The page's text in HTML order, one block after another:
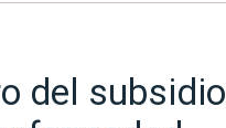
del